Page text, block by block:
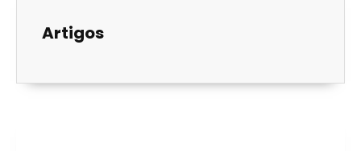
Artigos